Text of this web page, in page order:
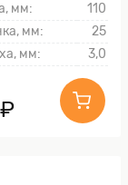
мм:
110
мм:
25
мм:
3,0